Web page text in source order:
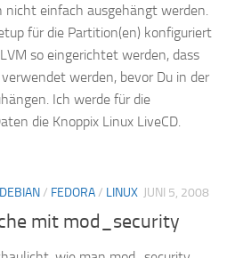
nicht einfach ausgehängt werden.
für die Partition(en) konfiguriert
so eingerichtet werden, dass
werden, bevor Du in der
Ich werde für die
die Knoppix Linux LiveCD.
DEBIAN/ FEDORA/ LINUX JUNI 5, 2008
mit mod_security